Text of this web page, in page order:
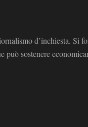
d’inchiesta. Si
può sostenere